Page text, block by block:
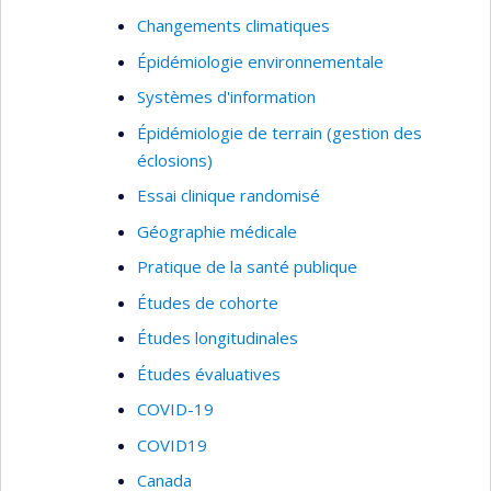
Changements climatiques
Épidémiologie environnementale
Systèmes d'information
Épidémiologie de terrain (gestion des
éclosions)
Essai clinique randomisé
Géographie médicale
Pratique de la santé publique
Études de cohorte
Études longitudinales
Études évaluatives
COVID-19
COVID19
Canada